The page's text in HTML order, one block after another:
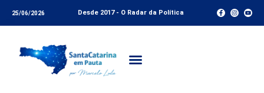
25/06/2026 Desde 2017 - O Radar da Política